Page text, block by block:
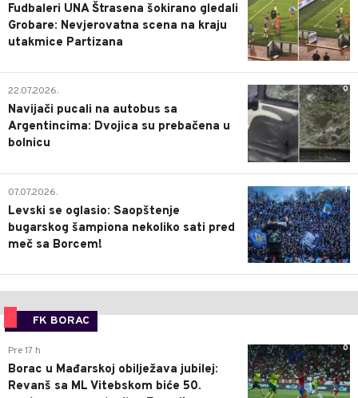
Fudbaleri UNA Štrasena šokirano gledali
Grobare: Nevjerovatna scena na kraju
utakmice Partizana
0
22.07.2026.
Navijači pucali na autobus sa
Argentincima: Dvojica su prebačena u
bolnicu
1
07.07.2026.
Levski se oglasio: Saopštenje
bugarskog šampiona nekoliko sati pred
meč sa Borcem!
FK BORAC
0
Pre 17 h
Borac u Mađarskoj obilježava jubilej:
Revanš sa ML Vitebskom biće 50.